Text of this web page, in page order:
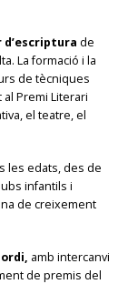
de
La formació i la
de tècniques
Premi Literari
el teatre, el
les edats, des de
infantils i
de creixement
amb intercanvi
de premis del